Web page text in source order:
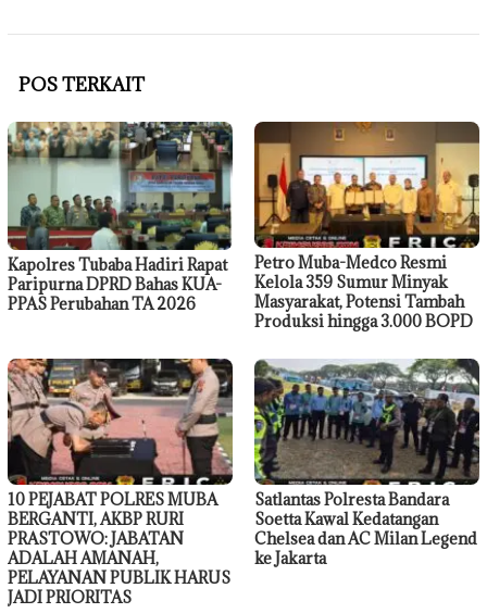
POS TERKAIT
Kapolres Tubaba Hadiri Rapat
Paripurna DPRD Bahas KUA-
PPAS Perubahan TA 2026
Petro Muba-Medco Resmi
Kelola 359 Sumur Minyak
Masyarakat, Potensi Tambah
Produksi hingga 3.000 BOPD
10 PEJABAT POLRES MUBA
BERGANTI, AKBP RURI
PRASTOWO: JABATAN
ADALAH AMANAH,
PELAYANAN PUBLIK HARUS
JADI PRIORITAS
Satlantas Polresta Bandara
Soetta Kawal Kedatangan
Chelsea dan AC Milan Legend
ke Jakarta